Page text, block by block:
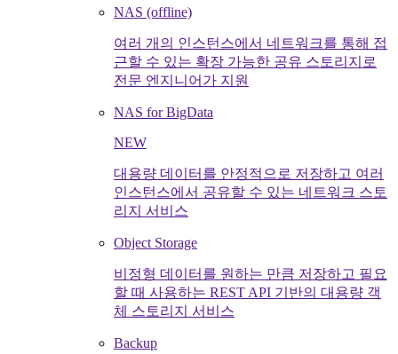
NAS (offline)
여러 개의 인스턴스에서 네트워크를 통해 접
근할 수 있는 확장 가능한 공유 스토리지로
전문 엔지니어가 지원
NAS for BigData
NEW
대용량 데이터를 안정적으로 저장하고 여러
인스턴스에서 공유할 수 있는 네트워크 스토
리지 서비스
Object Storage
비정형 데이터를 원하는 만큼 저장하고 필요
할 때 사용하는 REST API 기반의 대용량 객
체 스토리지 서비스
Backup